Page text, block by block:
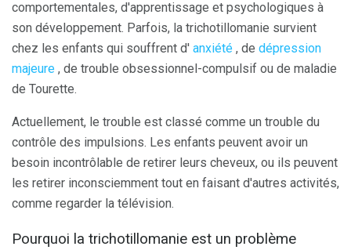
comportementales, d'apprentissage et psychologiques à
son développement. Parfois, la trichotillomanie survient
chez les enfants qui souffrent d' anxiété , de dépression
majeure , de trouble obsessionnel-compulsif ou de maladie
de Tourette.
Actuellement, le trouble est classé comme un trouble du
contrôle des impulsions. Les enfants peuvent avoir un
besoin incontrôlable de retirer leurs cheveux, ou ils peuvent
les retirer inconsciemment tout en faisant d'autres activités,
comme regarder la télévision.
Pourquoi la trichotillomanie est un problème